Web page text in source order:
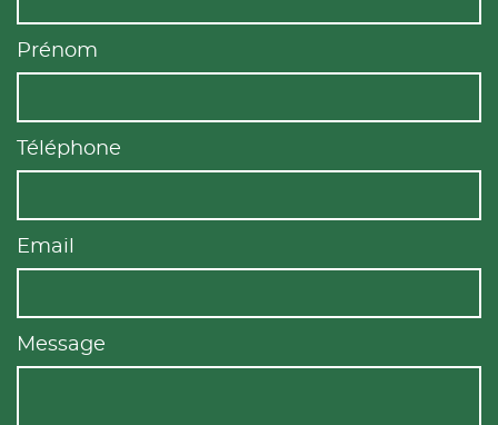
Prénom
Téléphone
Email
Message